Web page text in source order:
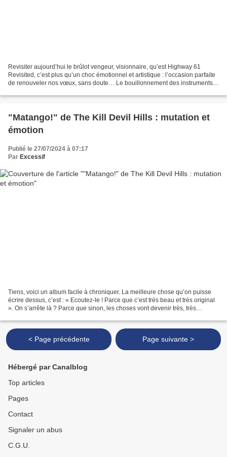
Revisiter aujourd’hui le brûlot vengeur, visionnaire, qu’est Highway 61
Revisited, c’est plus qu’un choc émotionnel et artistique : l’occasion parfaite
de renouveler nos vœux, sans doute… Le bouillonnement des instruments,
"Matango!" de The Kill Devil Hills : mutation et
émotion
Publié le 27/07/2024 à 07:17
Par Excessif
Tiens, voici un album facile à chroniquer. La meilleure chose qu’on puisse
écrire dessus, c’est : « Ecoutez-le ! Parce que c’est très beau et très original
». On s’arrête là ? Parce que sinon, les choses vont devenir très, très
< Page précédente Page suivante >
Hébergé par Canalblog
Top articles
Pages
Contact
Signaler un abus
C.G.U.